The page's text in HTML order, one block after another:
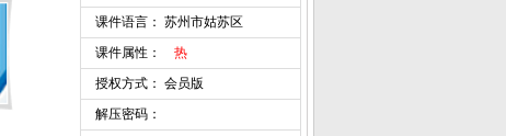
课件语言： 苏州市姑苏区
课件属性： 热
授权方式： 会员版
解压密码：